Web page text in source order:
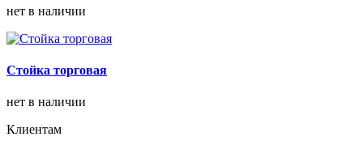
нет в наличии
Стойка торговая
нет в наличии
Клиентам